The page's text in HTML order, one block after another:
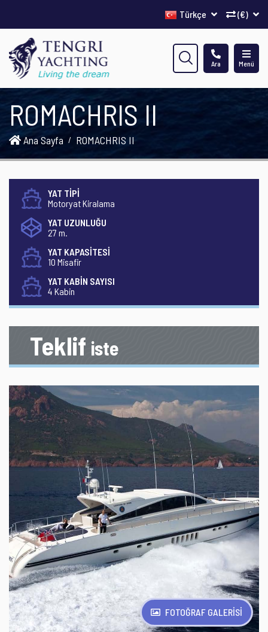
(€)
Türkçe
Menü
Ara
ROMACHRIS II
Ana Sayfa ROMACHRIS II
YAT TİPİ
Motoryat Kiralama
YAT UZUNLUĞU
27 m.
YAT KAPASİTESİ
10 Misafir
YAT KABİN SAYISI
4 Kabin
Teklif iste
FOTOĞRAF GALERİSİ